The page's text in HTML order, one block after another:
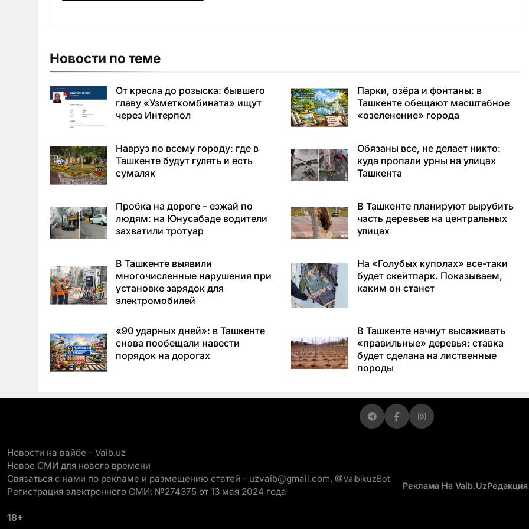
Новости по теме
От кресла до розыска: бывшего
главу «Узметкомбината» ищут
через Интерпол
Парки, озёра и фонтаны: в
Ташкенте обещают масштабное
«озеленение» города
Навруз по всему городу: где в
Ташкенте будут гулять и есть
сумаляк
Обязаны все, не делает никто:
куда пропали урны на улицах
Ташкента
Пробка на дороге – езжай по
людям: на Юнусабаде водители
захватили тротуар
В Ташкенте планируют вырубить
часть деревьев на центральных
улицах
В Ташкенте выявили
многочисленные нарушения при
установке зарядок для
электромобилей
На «Голубых куполах» все-таки
будет скейтпарк. Показываем,
каким он станет
«90 ударных дней»: в Ташкенте
снова пообещали навести
порядок на дорогах
В Ташкенте начнут высаживать
«правильные» деревья: ставка
будет сделана на лиственные
породы
Новости на вайбе - Vaib.uz
Новое СМИ для нового времени
Связаться с нами по рекламе и размещению статей - uzvaib@gmail.com, @VaibikuzBot
Регистрация электронного СМИ: №274375 от 13 мая 2024 года
18+
Реклама На Vaib.uz